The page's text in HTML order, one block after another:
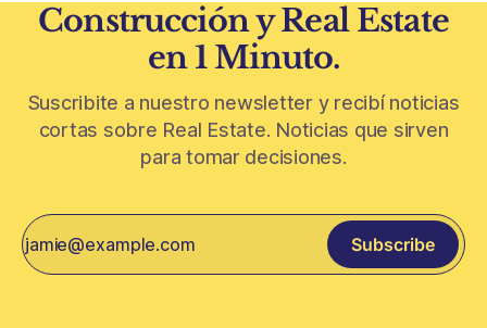
Construcción y Real Estate
en 1 Minuto.
Suscribite a nuestro newsletter y recibí noticias
cortas sobre Real Estate. Noticias que sirven
para tomar decisiones.
Subscribe